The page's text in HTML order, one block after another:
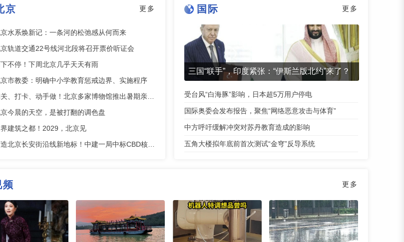
京 更多
水系焕新记：一条河的松弛感从何而来
轨道交通22号线河北段将召开票价听证会
不停！下周北京几乎天天有雨
市教委：明确中小学教育惩戒边界、实施程序
今晨的天空，是被打翻的调色盘
建筑之都！2029，北京见
国际 更多
三国“联手”，印度紧张：“伊斯兰版北约”来了？
受台风“白海豚”影响，日本超5万用户停电
国际奥委会发布报告，聚焦“网络恶意攻击与体育”
中方呼吁缓解冲突对苏丹教育造成的影响
五角大楼拟年底前首次测试“金穹”反导系统
频 更多